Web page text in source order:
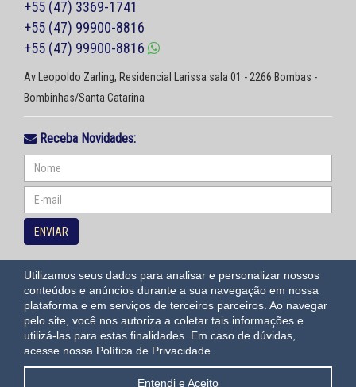
Utilizamos seus dados para analisar e personalizar nossos
conteúdos e anúncios durante a sua navegação em nossa
plataforma e em serviços de terceiros parceiros. Ao navegar
pelo site, você nos autoriza a coletar tais informações e
utilizá-las para estas finalidades. Em caso de dúvidas,
acesse nossa Política de Privacidade.
Entendi e Aceito
+55 (47) 3369-1741
+55 (47) 99900-8816
+55 (47) 99900-8816
Av Leopoldo Zarling, Residencial Larissa sala 01 - 2266 Bombas -
Bombinhas/Santa Catarina
Receba Novidades:
ENVIAR
1
sistemas e sites para imobiliárias em Bombinhas